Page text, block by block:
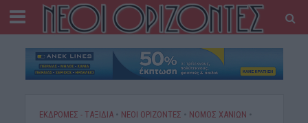
ΕΚΔΡΟΜΈΣ - ΤΑΞΊΔΙΑ • ΝΕΟΙ ΟΡΙΖΟΝΤΕΣ • ΝΟΜΌΣ ΧΑΝΊΩΝ •